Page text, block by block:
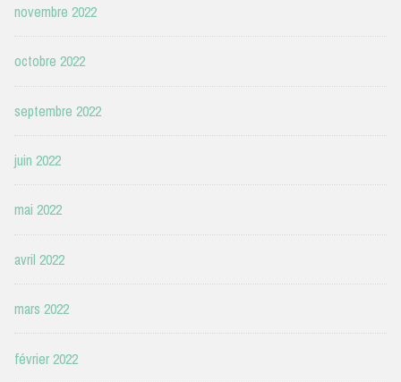
novembre 2022
octobre 2022
septembre 2022
juin 2022
mai 2022
avril 2022
mars 2022
février 2022